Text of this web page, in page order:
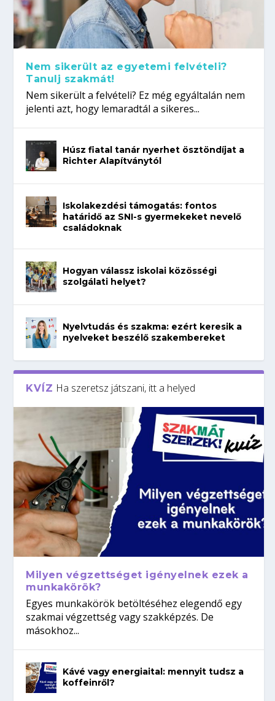
Nem sikerült az egyetemi felvételi?
Tanulj szakmát!
Nem sikerült a felvételi? Ez még egyáltalán nem
jelenti azt, hogy lemaradtál a sikeres...
Húsz fiatal tanár nyerhet ösztöndíjat a
Richter Alapítványtól
Iskolakezdési támogatás: fontos
határidő az SNI-s gyermekeket nevelő
családoknak
Hogyan válassz iskolai közösségi
szolgálati helyet?
Nyelvtudás és szakma: ezért keresik a
nyelveket beszélő szakembereket
KVÍZ Ha szeretsz játszani, itt a helyed
Milyen végzettséget igényelnek ezek a
munkakörök?
Egyes munkakörök betöltéséhez elegendő egy
szakmai végzettség vagy szakképzés. De
másokhoz...
Kávé vagy energiaital: mennyit tudsz a
koffeinről?